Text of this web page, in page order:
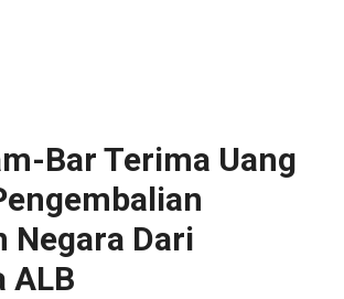
Bar Terima Uang
Negara Dari
ALB